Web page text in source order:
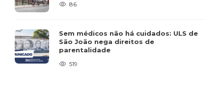
86
Sem médicos não há cuidados: ULS de
São João nega direitos de
parentalidade
519